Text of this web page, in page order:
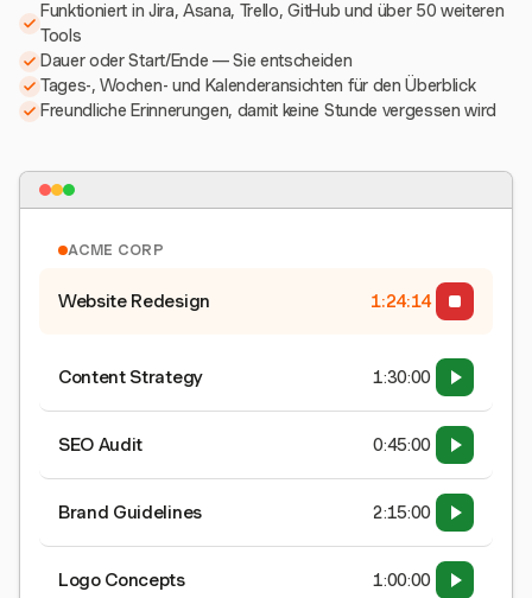
Funktioniert in Jira, Asana, Trello, GitHub und über 50 weiteren
Tools
Dauer oder Start/Ende — Sie entscheiden
Tages-, Wochen- und Kalenderansichten für den Überblick
Freundliche Erinnerungen, damit keine Stunde vergessen wird
ACME CORP
Website Redesign 1:24:15
Content Strategy 1:30:00
SEO Audit 0:45:00
Brand Guidelines 2:15:00
Logo Concepts 1:00:00